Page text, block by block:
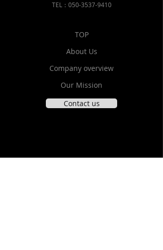
TEL：050-3537-9410
TOP
About Us
Company overview
Our Mission
Contact us